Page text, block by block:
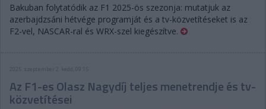
Bakuban folytatódik az F1 2025-ös szezonja: mutatjuk az
azerbajdzsáni hétvége programját és a tv-közvetítéseket is az
F2-vel, NASCAR-ral és WRX-szel kiegészítve.
2025. szeptember 2. kedd, 09:15
Az F1-es Olasz Nagydíj teljes menetrendje és tv-
közvetítései